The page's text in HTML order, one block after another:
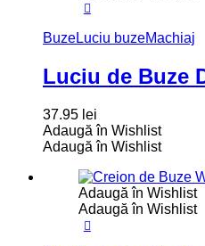
BuzeLuciu buzeMachiaj
Luciu de Buze
37.95 lei
Adaugă în Wishlist
Adaugă în Wishlist
Adaugă în Wishlist
Adaugă în Wishlist